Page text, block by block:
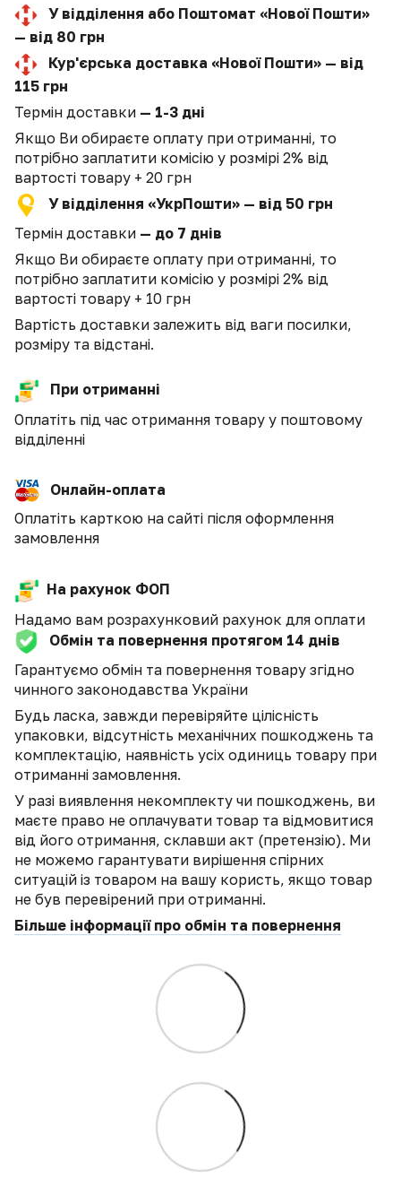
У відділення або Поштомат «Нової Пошти»
— від 80 грн
Кур'єрська доставка «Нової Пошти» — від
115 грн
Термін доставки — 1-3 дні
Якщо Ви обираєте оплату при отриманні, то
потрібно заплатити комісію у розмірі 2% від
вартості товару + 20 грн
У відділення «УкрПошти» — від 50 грн
Термін доставки — до 7 днів
Якщо Ви обираєте оплату при отриманні, то
потрібно заплатити комісію у розмірі 2% від
вартості товару + 10 грн
Вартість доставки залежить від ваги посилки,
розміру та відстані.
При отриманні
Оплатіть під час отримання товару у поштовому
відділенні
Онлайн-оплата
Оплатіть карткою на сайті після оформлення
замовлення
На рахунок ФОП
Надамо вам розрахунковий рахунок для оплати
Обмін та повернення протягом 14 днів
Гарантуємо обмін та повернення товару згідно
чинного законодавства України
Будь ласка, завжди перевіряйте цілісність
упаковки, відсутність механічних пошкоджень та
комплектацію, наявність усіх одиниць товару при
отриманні замовлення.
У разі виявлення некомплекту чи пошкоджень, ви
маєте право не оплачувати товар та відмовитися
від його отримання, склавши акт (претензію). Ми
не можемо гарантувати вирішення спірних
ситуацій із товаром на вашу користь, якщо товар
не був перевірений при отриманні.
Більше інформації про обмін та повернення